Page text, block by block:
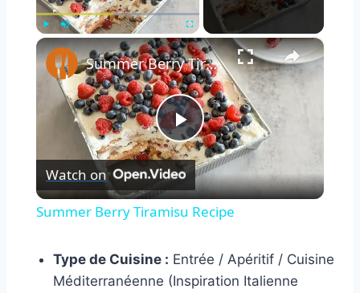
Fullscreen ×
Play
Video
Summer Berry Tiramisu Recipe
Watch on
Summer Berry Tiramisu Recipe
Type de Cuisine : Entrée / Apéritif / Cuisine
Méditerranéenne (Inspiration Italienne